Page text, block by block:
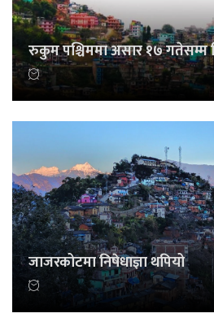
रुकुम पश्चिममा असार १७ गतेसम्म
जाजरकोटमा निषेधाज्ञा थपियो